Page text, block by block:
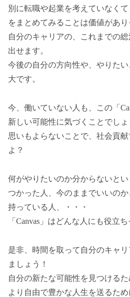
別に転職や起業を考えていなく
をまとめてみることは価値があり
自分のキャリアの、これまでの総
出せます。
今後の自分の方向性や、やりた
大です。
今、働いていない人も、この「
新しい可能性に気づくことでしょ
思いもよらないことで、社会貢
よ？
何がやりたいのか分からないと
つかった人、今のままでいいの
持っている人、・・・
「Canvas」はどんな人にも役立
是非、時間を取って自分のキャ
ましょう！
自分の新たな可能性を見つけるた
より自由で豊かな人生を送るため